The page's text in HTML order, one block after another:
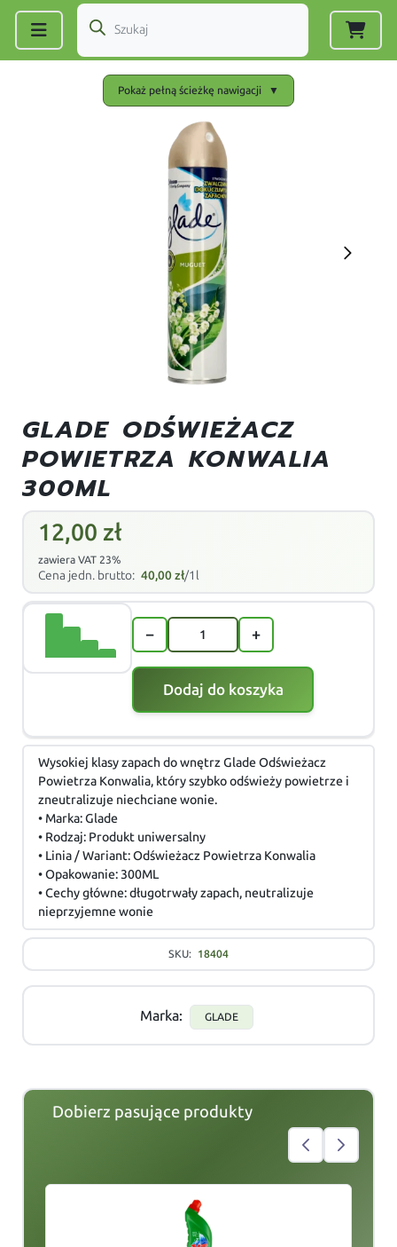
Pokaż pełną ścieżkę nawigacji ▼
GLADE ODŚWIEŻACZ
POWIETRZA KONWALIA
300ML
12,00 zł
zawiera VAT 23%
Cena jedn. brutto: 40,00zł/1l
− +
Dodaj do koszyka
Wysokiej klasy zapach do wnętrz Glade Odświeżacz
Powietrza Konwalia, który szybko odświeży powietrze i
zneutralizuje niechciane wonie.
• Marka: Glade
• Rodzaj: Produkt uniwersalny
• Linia / Wariant: Odświeżacz Powietrza Konwalia
• Opakowanie: 300ML
• Cechy główne: długotrwały zapach, neutralizuje
nieprzyjemne wonie
SKU: 18404
Marka: GLADE
Dobierz pasujące produkty
slide